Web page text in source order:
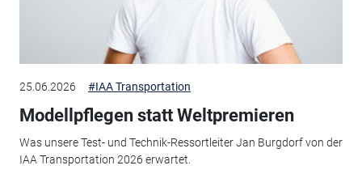
25.06.2026 #IAA Transportation
Modellpflegen statt Weltpremieren
Was unsere Test- und Technik-Ressortleiter Jan Burgdorf von der
IAA Transportation 2026 erwartet.